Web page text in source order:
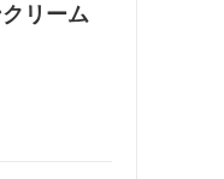
リーム